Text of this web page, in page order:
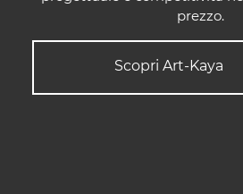
prezzo.
Scopri Art-Kaya